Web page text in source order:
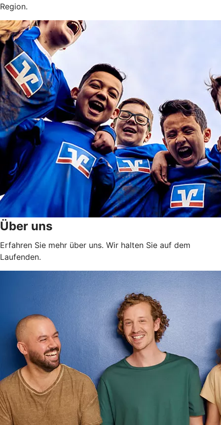
Region.
Über uns
Erfahren Sie mehr über uns. Wir halten Sie auf dem
Laufenden.